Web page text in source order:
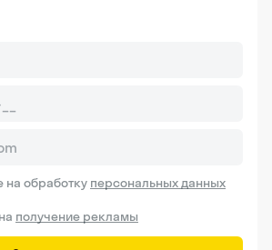
на обработку персональных данных
получение рекламы